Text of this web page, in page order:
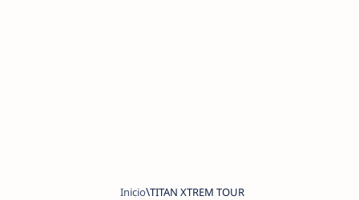
Inicio TITAN XTREM TOUR